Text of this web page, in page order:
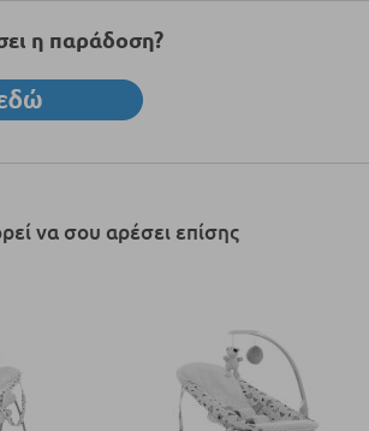
η παράδοση?
να σου αρέσει επίσης